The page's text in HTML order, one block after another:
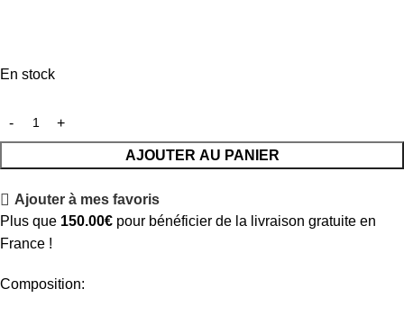
En stock
AJOUTER AU PANIER
Ajouter à mes favoris
Plus que 150.00€ pour bénéficier de la livraison gratuite en
France !
Composition: